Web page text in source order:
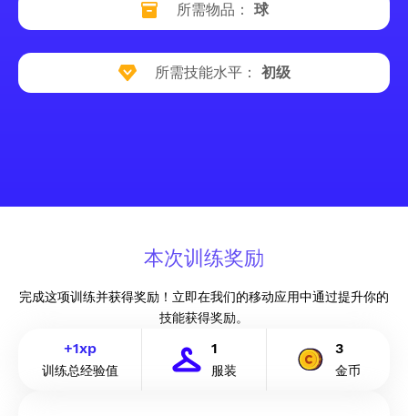
所需物品： 球
所需技能水平： 初级
本次训练奖励
完成这项训练并获得奖励！立即在我们的移动应用中通过提升你的
技能获得奖励。
+1xp
训练总经验值
1
服装
3
金币